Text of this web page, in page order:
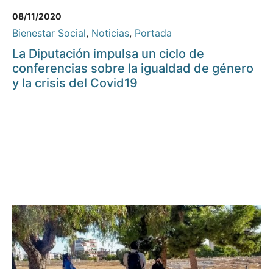
08/11/2020
Bienestar Social, Noticias, Portada
La Diputación impulsa un ciclo de
conferencias sobre la igualdad de género
y la crisis del Covid19